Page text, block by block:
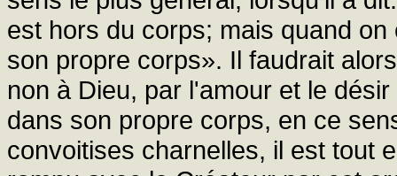
est hors du corps; mais quand
son propre corps». Il faudrait
non à Dieu, par l'amour et le
dans son propre corps, en ce
convoitises charnelles, il est tout